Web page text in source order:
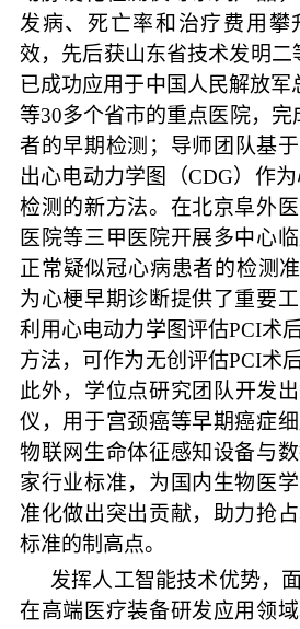
发病、死亡率和治疗费用攀
效，先后获山东省技术发明二
已成功应用于中国人民解放军
等30多个省市的重点医院，完
者的早期检测；
导师团队基
出心电动力学图（CDG）作
检测的新方法。在北京阜外
医院等三甲医院开展多中心
正常疑似冠心病患者的检测
为心梗早期诊断提供了重要
利用心电动力学图评估PCI术
方法，可作为无创评估PCI术
此外，学位点研究团队开发
仪，用于宫颈癌等早期癌症
物联网生命体征感知设备与
家行业标准，为国内生物医
准化做出突出贡献，助力抢
标准的制高点。
发挥人工智能技术优势，
在高端医疗装备研发应用领